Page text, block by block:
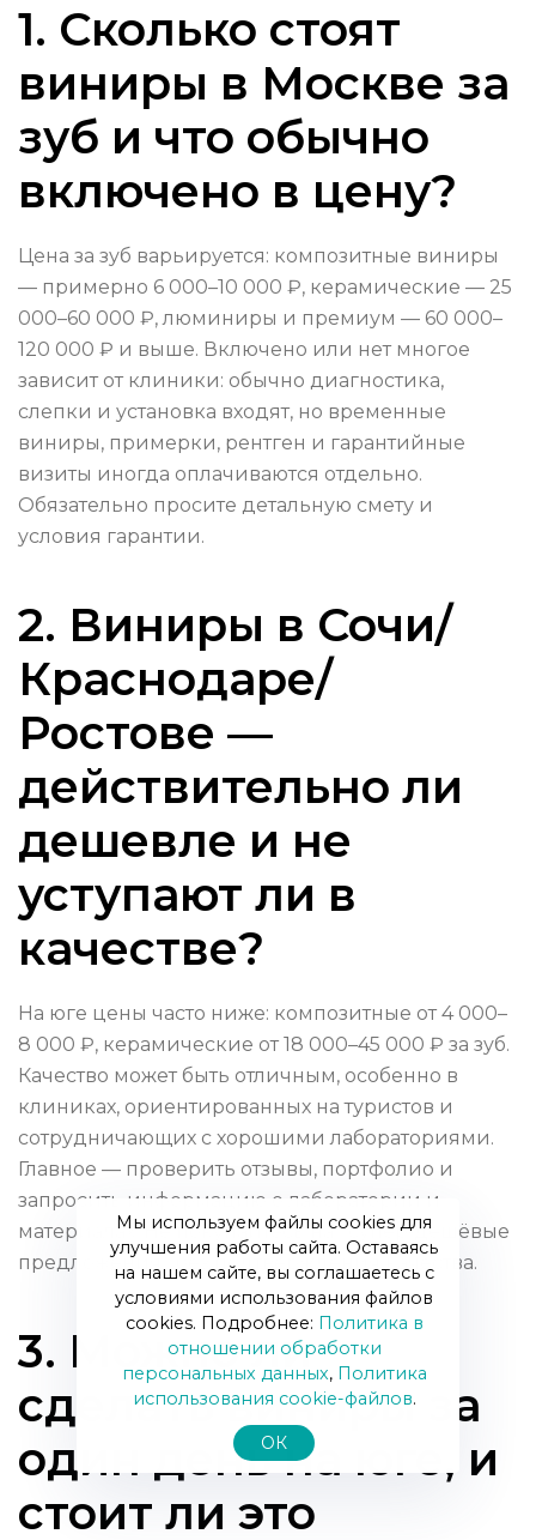
1. Сколько стоят
виниры в Москве за
зуб и что обычно
включено в цену?
Цена за зуб варьируется: композитные виниры
— примерно 6 000–10 000 ₽, керамические — 25
000–60 000 ₽, люминиры и премиум — 60 000–
120 000 ₽ и выше. Включено или нет многое
зависит от клиники: обычно диагностика,
слепки и установка входят, но временные
виниры, примерки, рентген и гарантийные
визиты иногда оплачиваются отдельно.
Обязательно просите детальную смету и
условия гарантии.
2. Виниры в Сочи/
Краснодаре/
Ростове —
действительно ли
дешевле и не
уступают ли в
качестве?
На юге цены часто ниже: композитные от 4 000–
8 000 ₽, керамические от 18 000–45 000 ₽ за зуб.
Качество может быть отличным, особенно в
клиниках, ориентированных на туристов и
сотрудничающих с хорошими лабораториями.
Главное — проверить отзывы, портфолио и
запросить информацию о лаборатории и
материалах. Не покупайтесь на «супер‑дешёвые
предложения» без подтверждения качества.
3. Можно ли
сделать виниры за
один день на юге, и
стоит ли это
Мы используем файлы cookies для
улучшения работы сайта. Оставаясь
на нашем сайте, вы соглашаетесь с
условиями использования файлов
cookies. Подробнее: Политика в
отношении обработки
персональных данных, Политика
использования сookie-файлов.
ОК